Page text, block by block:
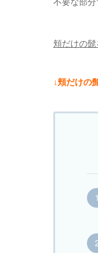
不要な部分
頬だけの
↓頬だけの